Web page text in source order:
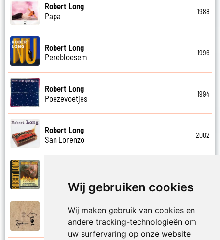
Wij gebruiken cookies
Wij maken gebruik van cookies en
andere tracking-technologieën om
uw surfervaring op onze website
Robert Long
Papa
1988
Robert Long
Perebloesem
1996
Robert Long
Poezevoetjes
1994
Robert Long
San Lorenzo
2002
Schathemelrijk
Tsjechov (Musical)
Schrappen